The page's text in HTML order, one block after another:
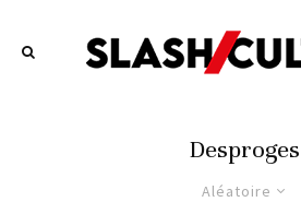
Desproges
Aléatoire